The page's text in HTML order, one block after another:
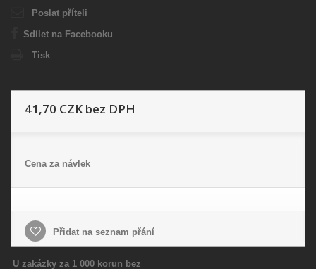
Poslat příteli
Sdílet na Facebooku
Tisk
41,70 CZK bez DPH
Cena za návlek
Přidat na seznam přání
U zakázky za 1 000 korun bez